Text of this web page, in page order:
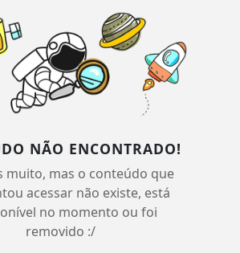
NÃO ENCONTRADO!
muito, mas o conteúdo que
acessar não existe, está
no momento ou foi
removido :/